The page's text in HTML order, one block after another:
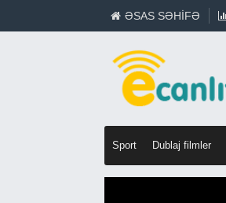
ƏSAS SƏHIFƏ
Sport Dublaj filmler